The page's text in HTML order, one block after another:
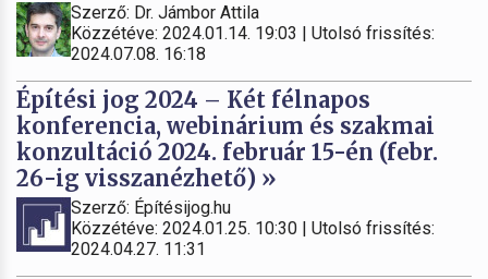
Szerző: Dr. Jámbor Attila
Közzétéve: 2024.01.14. 19:03 | Utolsó frissítés:
2024.07.08. 16:18
Építési jog 2024 – Két félnapos
konferencia, webinárium és szakmai
konzultáció 2024. február 15-én (febr.
26-ig visszanézhető) »
Szerző: Építésijog.hu
Közzétéve: 2024.01.25. 10:30 | Utolsó frissítés:
2024.04.27. 11:31